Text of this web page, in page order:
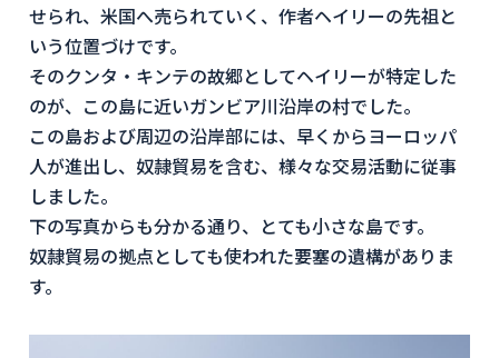
せられ、米国へ売られていく、作者ヘイリーの先祖と
いう位置づけです。
そのクンタ・キンテの故郷としてヘイリーが特定した
のが、この島に近いガンビア川沿岸の村でした。
この島および周辺の沿岸部には、早くからヨーロッパ
人が進出し、奴隷貿易を含む、様々な交易活動に従事
しました。
下の写真からも分かる通り、とても小さな島です。
奴隷貿易の拠点としても使われた要塞の遺構がありま
す。